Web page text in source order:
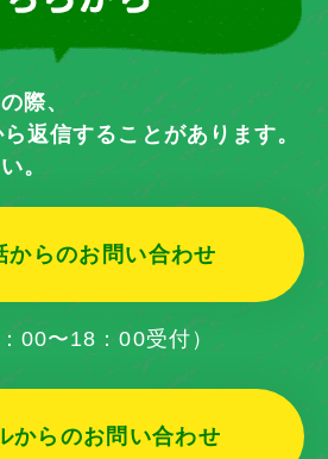
際、
返信することがあります。
。
からのお問い合わせ
00〜18：00受付）
からのお問い合わせ